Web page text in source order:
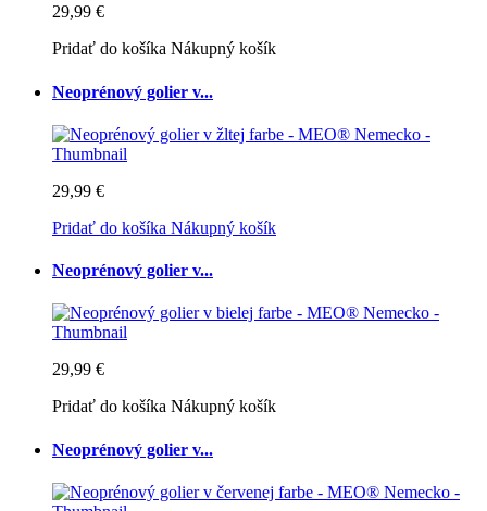
29,99 €
Pridať do košíka Nákupný košík
Neoprénový golier v...
29,99 €
Pridať do košíka Nákupný košík
Neoprénový golier v...
29,99 €
Pridať do košíka Nákupný košík
Neoprénový golier v...